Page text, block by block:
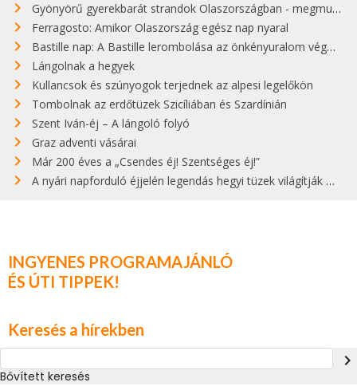
Gyönyörű gyerekbarát strandok Olaszországban - megmutatjuk a 15 legjobbat
Ferragosto: Amikor Olaszország egész nap nyaral
Bastille nap: A Bastille lerombolása az önkényuralom végét jelentette
Lángolnak a hegyek
Kullancsok és szúnyogok terjednek az alpesi legelőkön
Tombolnak az erdőtüzek Szicíliában és Szardínián
Szent Iván-éj – A lángoló folyó
Graz adventi vásárai
Már 200 éves a „Csendes éj! Szentséges éj!”
A nyári napforduló éjjelén legendás hegyi tüzek világítják meg Zugspitzét
INGYENES PROGRAMAJÁNLÓ
ÉS ÚTI TIPPEK!
Keresés a hírekben
navigate_next
Bővített keresés